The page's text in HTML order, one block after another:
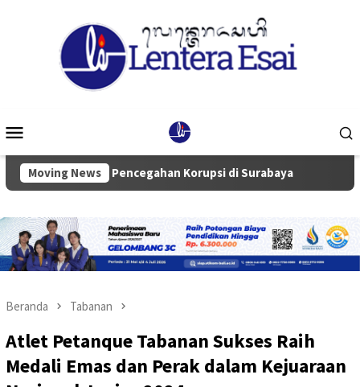
Mobile
Moving News
dan Pencegahan Korupsi di Surabaya Ketua Komisi III
Beranda Tabanan
Atlet Petanque Tabanan Sukses Raih
Medali Emas dan Perak dalam Kejuaraan